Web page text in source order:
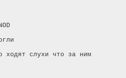
ходят слухи что за ним